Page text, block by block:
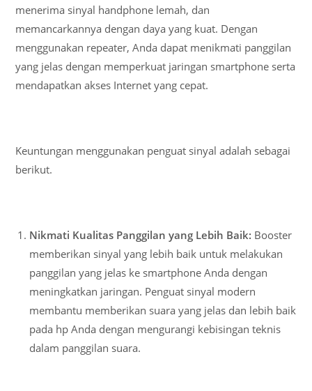
menerima sinyal handphone lemah, dan
memancarkannya dengan daya yang kuat. Dengan
menggunakan repeater, Anda dapat menikmati panggilan
yang jelas dengan memperkuat jaringan smartphone serta
mendapatkan akses Internet yang cepat.
Keuntungan menggunakan penguat sinyal adalah sebagai
berikut.
Nikmati Kualitas Panggilan yang Lebih Baik: Booster
memberikan sinyal yang lebih baik untuk melakukan
panggilan yang jelas ke smartphone Anda dengan
meningkatkan jaringan. Penguat sinyal modern
membantu memberikan suara yang jelas dan lebih baik
pada hp Anda dengan mengurangi kebisingan teknis
dalam panggilan suara.